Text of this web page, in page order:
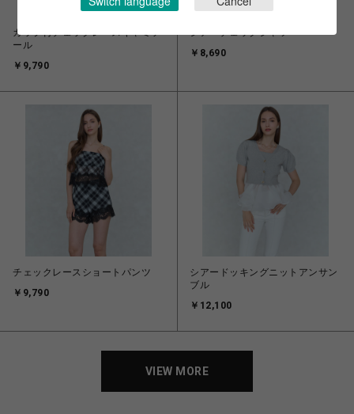
カップ付チェックレースキャミソ
ール
￥9,790
シアーチェックシャツ
￥8,690
チェックレースショートパンツ
￥9,790
シアードッキングニットアンサン
ブル
￥12,100
VIEW MORE